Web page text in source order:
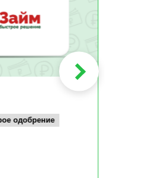
одобрение